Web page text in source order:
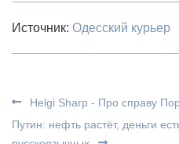
Источник: Одесский курьер
Helgi Sharp - Про справу
Путин: нефть растёт, деньги